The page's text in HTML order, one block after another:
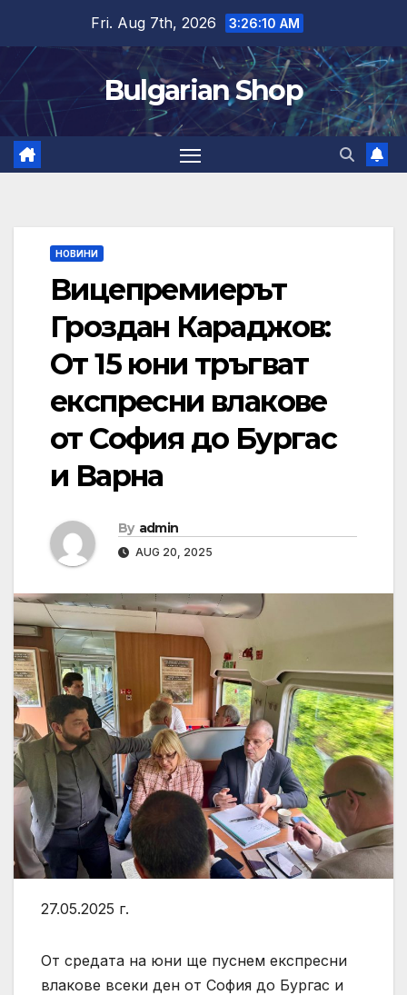
content
Fri. Aug 7th, 2026 3:26:10 AM
Bulgarian Shop
НОВИНИ
Вицепремиерът
Гроздан Караджов:
От 15 юни тръгват
експресни влакове
от София до Бургас
и Варна
By admin
AUG 20, 2025
27.05.2025 г.
От средата на юни ще пуснем експресни
влакове всеки ден от София до Бургас и